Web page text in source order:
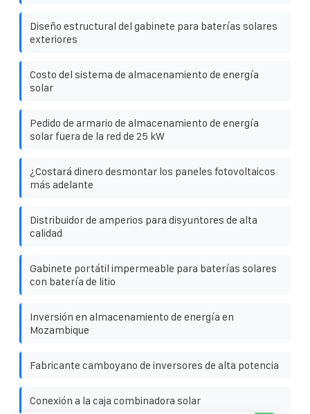
Diseño estructural del gabinete para baterías solares
exteriores
Costo del sistema de almacenamiento de energía
solar
Pedido de armario de almacenamiento de energía
solar fuera de la red de 25 kW
¿Costará dinero desmontar los paneles fotovoltaicos
más adelante
Distribuidor de amperios para disyuntores de alta
calidad
Gabinete portátil impermeable para baterías solares
con batería de litio
Inversión en almacenamiento de energía en
Mozambique
Fabricante camboyano de inversores de alta potencia
Conexión a la caja combinadora solar